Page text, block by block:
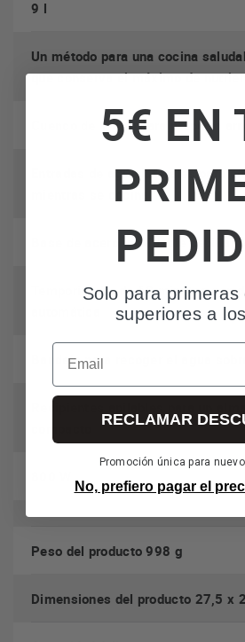
9 l
Un método para una cocina
que conserva el máximo de
Cuenco de 1 litro para preparar
Entradas de agua laterales para
mientras se cocina
Base de acero inoxidable cepillado
Temporizador de 60 minutos con
Bandeja para recoger el agua
Peso del producto 998 g
Dimensiones del producto 27,5 x
5€ EN
Solo para primeras
superiores a
Email
RECLAMAR
Promoción única para
No, prefiero pagar el